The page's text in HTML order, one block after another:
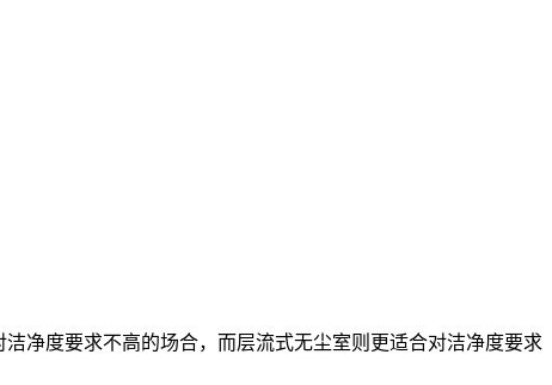
净度要求不高的场合，而层流式无尘室则更适合对洁净度要求